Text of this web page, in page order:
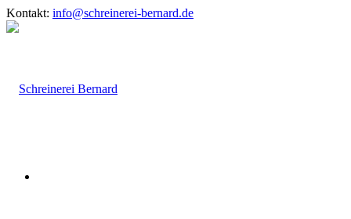
Kontakt: info@schreinerei-bernard.de